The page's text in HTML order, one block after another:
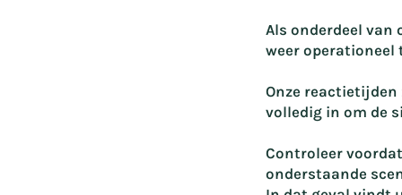
Als onderdeel van
weer operationeel
Onze
volledig in om de
Controleer
onderstaande